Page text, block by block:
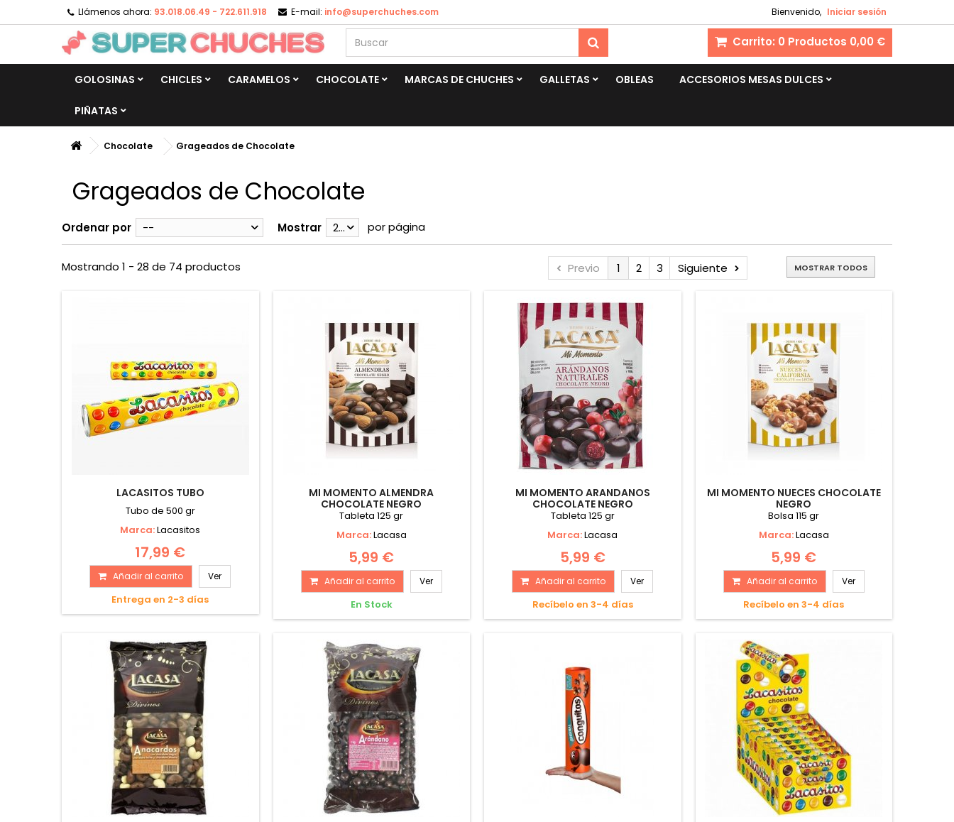
Bienvenido, Iniciar sesión
Llámenos ahora: 93.018.06.49 - 722.611.918 E-mail: info@superchuches.com
Carrito: 0 Productos 0,00 €
GOLOSINAS CHICLES CARAMELOS CHOCOLATE MARCAS DE CHUCHES GALLETAS OBLEAS ACCESORIOS MESAS DULCES
PIÑATAS
Chocolate Grageados de Chocolate
Grageados de Chocolate
Ordenar por -- Mostrar 28 por página
Previo 1 2 3 Siguiente MOSTRAR TODOS
Mostrando 1 - 28 de 74 productos
LACASITOS TUBO
Tubo de 500 gr
Marca:Lacasitos
17,99 €
Añadir al carrito Ver
Entrega en 2-3 días
MI MOMENTO ALMENDRA
CHOCOLATE NEGRO
Tableta 125 gr
Marca:Lacasa
5,99 €
Añadir al carrito Ver
En Stock
MI MOMENTO ARANDANOS
CHOCOLATE NEGRO
Tableta 125 gr
Marca:Lacasa
5,99 €
Añadir al carrito Ver
Recíbelo en 3-4 días
MI MOMENTO NUECES CHOCOLATE
NEGRO
Bolsa 115 gr
Marca:Lacasa
5,99 €
Añadir al carrito Ver
Recíbelo en 3-4 días